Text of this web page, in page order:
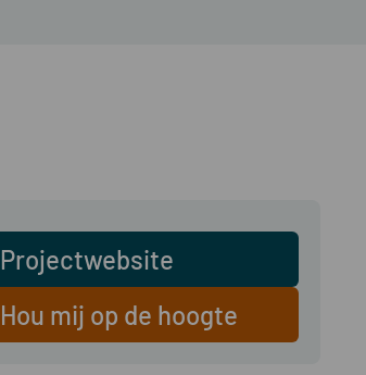
Projectwebsite
Hou mij op de hoogte